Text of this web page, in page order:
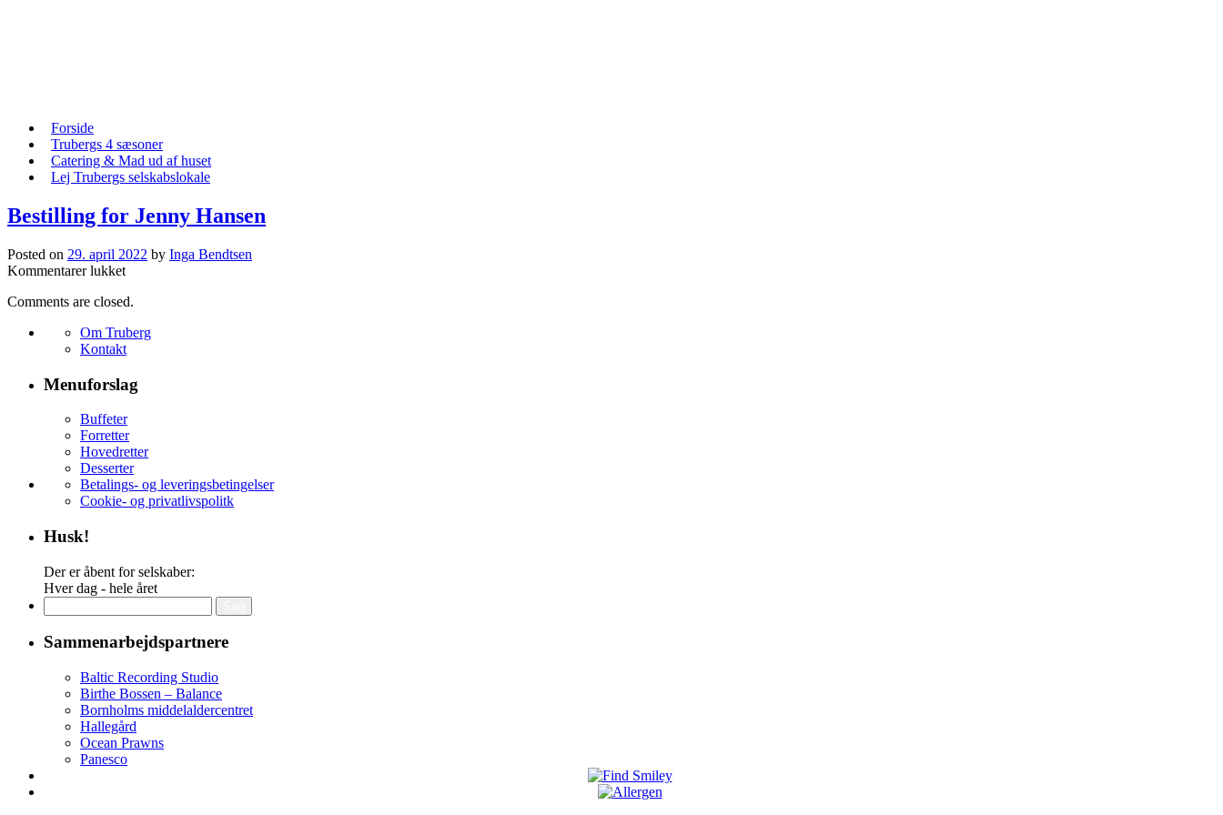
Skip
content
Forside
Trubergs 4 sæsoner
Catering & Mad ud af huset
Lej Trubergs selskabslokale
Bestilling for Jenny Hansen
Posted on 29. april 2022 by Inga Bendtsen
Kommentarer lukkettil
for
Hansen
Comments are closed.
Om Truberg
Kontakt
Menuforslag
Buffeter
Forretter
Hovedretter
Desserter
Betalings- og leveringsbetingelser
Cookie- og privatlivspolitk
Husk!
Der er åbent for selskaber:
Hver dag - hele året
efter:
Sammenarbejdspartnere
Baltic Recording Studio
Birthe Bossen – Balance
Bornholms middelaldercentret
Hallegård
Ocean Prawns
Panesco